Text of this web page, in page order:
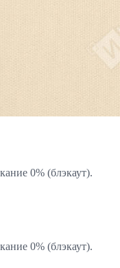
0% (блэкаут).
0% (блэкаут).